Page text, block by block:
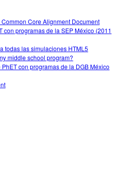
Core Alignment Document
con programas de la SEP México (2011
todas las simulaciones HTML5
middle school program?
con programas de la DGB México